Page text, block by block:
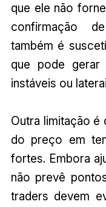
que ele não
confirmação
também é
que pode gerar
instáveis ou
Outra limitação é
do preço em
fortes. Embora
não prevê
traders devem